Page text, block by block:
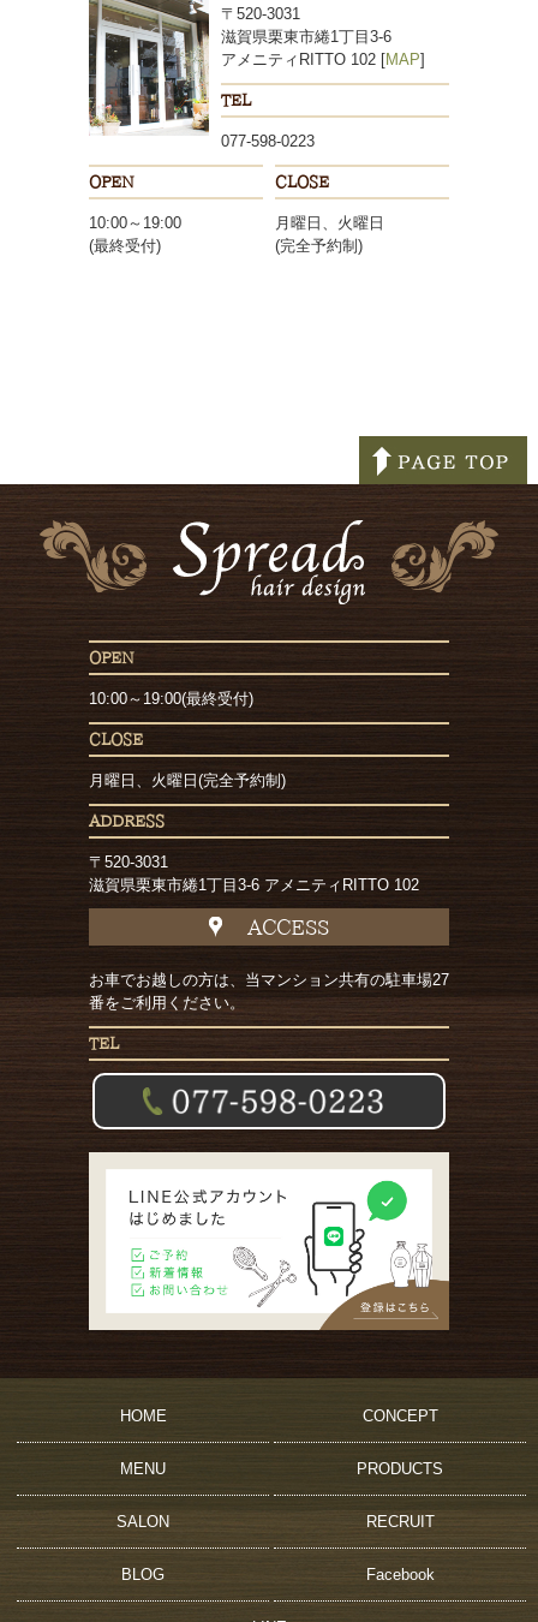
〒520-3031
滋賀県栗東市綣1丁目3-6
アメニティRITTO 102 [MAP]
TEL
077-598-0223
OPEN
10:00～19:00
(最終受付)
CLOSE
月曜日、火曜日
(完全予約制)
OPEN
10:00～19:00(最終受付)
CLOSE
月曜日、火曜日(完全予約制)
ADDRESS
〒520-3031
滋賀県栗東市綣1丁目3-6 アメニティRITTO 102
ACCESS
お車でお越しの方は、当マンション共有の駐車場27
番をご利用ください。
TEL
HOME CONCEPT
MENU PRODUCTS
SALON RECRUIT
BLOG Facebook